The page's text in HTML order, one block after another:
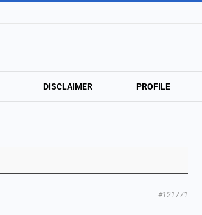
DISCLAIMER PROFILE
#121771